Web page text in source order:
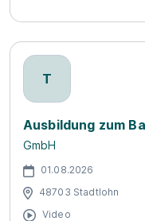
T
Ausbildung zum
GmbH
01.08.2026
48703 Stadtlohn
Video